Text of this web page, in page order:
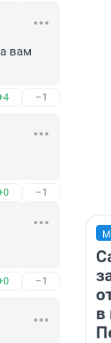
вам
–1
–1
–1
в